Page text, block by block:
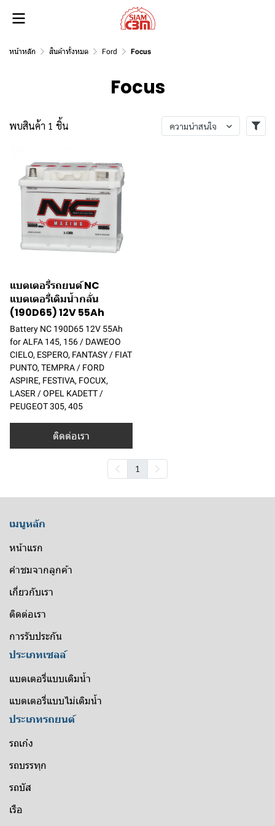
หน้าหลัก สินค้าทั้งหมด Ford Focus
Focus
พบสินค้า 1 ชิ้น ความน่าสนใจ
แบตเตอรี่รถยนต์ NC
แบตเตอรี่เติมน้ำกลั่น
(190D65) 12V 55Ah
Battery NC 190D65 12V 55Ah
for ALFA 145, 156 / DAWEOO
CIELO, ESPERO, FANTASY / FIAT
PUNTO, TEMPRA / FORD
ASPIRE, FESTIVA, FOCUX,
LASER / OPEL KADETT /
PEUGEOT 305, 405
ติดต่อเรา
1
เมนูหลัก
หน้าแรก
คำชมจากลูกค้า
เกี่ยวกับเรา
ติดต่อเรา
การรับประกัน
ประเภทเซลล์
แบตเตอรี่แบบเติมน้ำ
แบตเตอรี่แบบไม่เติมน้ำ
ประเภทรถยนต์
รถเก๋ง
รถบรรทุก
รถบัส
เรือ